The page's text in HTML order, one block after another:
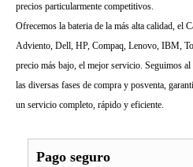
precios particularmente competitivos.
Ofrecemos la bateria de la más alta calidad, el
Adviento, Dell, HP, Compaq, Lenovo, IBM,
precio más bajo, el mejor servicio. Seguimos
las diversas fases de compra y posventa,
un servicio completo, rápido y eficiente.
Pago seguro